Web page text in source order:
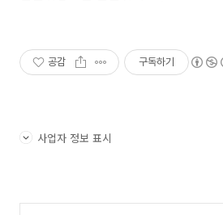
공감 구독하기
사업자 정보 표시